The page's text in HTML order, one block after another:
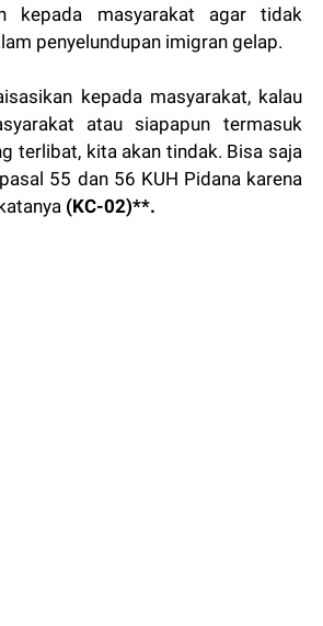
kepada masyarakat agar tidak
penyelundupan imigran gelap.
kepada masyarakat, kalau
atau siapapun termasuk
terlibat, kita akan tindak. Bisa saja
55 dan 56 KUH Pidana karena
(KC-02)**.